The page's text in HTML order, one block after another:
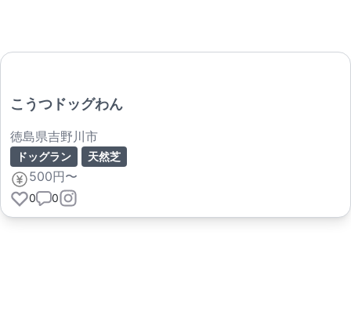
こうつドッグわん
徳島県吉野川市
ドッグラン 天然芝
500円〜
0 0